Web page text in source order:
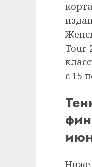
Tour
с 15
Ниже